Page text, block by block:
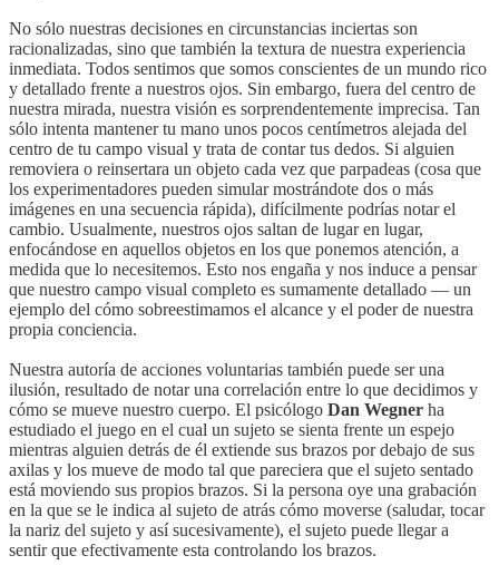
No sólo nuestras decisiones en circunstancias inciertas son
racionalizadas, sino que también la textura de nuestra experiencia
inmediata. Todos sentimos que somos conscientes de un mundo rico
y detallado frente a nuestros ojos. Sin embargo, fuera del centro de
nuestra mirada, nuestra visión es sorprendentemente imprecisa. Tan
sólo intenta mantener tu mano unos pocos centímetros alejada del
centro de tu campo visual y trata de contar tus dedos. Si alguien
removiera o reinsertara un objeto cada vez que parpadeas (cosa que
los experimentadores pueden simular mostrándote dos o más
imágenes en una secuencia rápida), difícilmente podrías notar el
cambio. Usualmente, nuestros ojos saltan de lugar en lugar,
enfocándose en aquellos objetos en los que ponemos atención, a
medida que lo necesitemos. Esto nos engaña y nos induce a pensar
que nuestro campo visual completo es sumamente detallado — un
ejemplo del cómo sobreestimamos el alcance y el poder de nuestra
propia conciencia.
Nuestra autoría de acciones voluntarias también puede ser una
ilusión, resultado de notar una correlación entre lo que decidimos y
cómo se mueve nuestro cuerpo. El psicólogo Dan Wegner ha
estudiado el juego en el cual un sujeto se sienta frente un espejo
mientras alguien detrás de él extiende sus brazos por debajo de sus
axilas y los mueve de modo tal que pareciera que el sujeto sentado
está moviendo sus propios brazos. Si la persona oye una grabación
en la que se le indica al sujeto de atrás cómo moverse (saludar, tocar
la nariz del sujeto y así sucesivamente), el sujeto puede llegar a
sentir que efectivamente esta controlando los brazos.